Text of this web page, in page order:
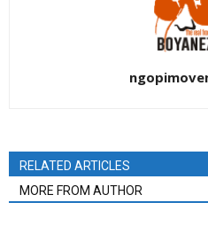
RELATED ARTICLES
MORE FROM AUTHOR